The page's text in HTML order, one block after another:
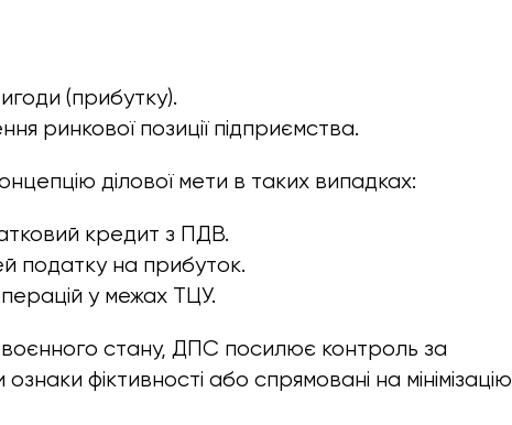
(прибутку).
ринкової позиції підприємства.
ділової мети в таких випадках:
кредит з ПДВ.
податку на прибуток.
у межах ТЦУ.
стану, ДПС посилює контроль за
фіктивності або спрямовані на мінімізацію